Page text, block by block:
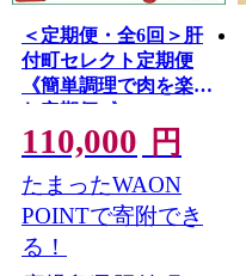
＜定期便・全6回＞肝
付町セレクト定期便
《簡単調理で肉を楽し
む定期便B》
110,000 円
たまったWAON
POINTで寄附でき
る！